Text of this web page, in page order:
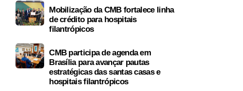
Mobilização da CMB fortalece linha
de crédito para hospitais
filantrópicos
CMB participa de agenda em
Brasília para avançar pautas
estratégicas das santas casas e
hospitais filantrópicos